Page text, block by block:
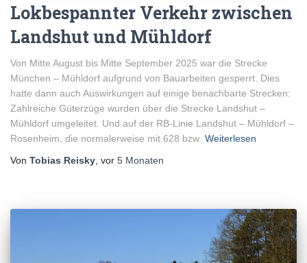
Lokbespannter Verkehr zwischen
Landshut und Mühldorf
Von Mitte August bis Mitte September 2025 war die Strecke
München – Mühldorf aufgrund von Bauarbeiten gesperrt. Dies
hatte dann auch Auswirkungen auf einige benachbarte Strecken:
Zahlreiche Güterzüge wurden über die Strecke Landshut –
Mühldorf umgeleitet. Und auf der RB-Linie Landshut – Mühldorf –
Rosenheim, die normalerweise mit 628 bzw. Weiterlesen
Von Tobias Reisky , vor 5 Monaten